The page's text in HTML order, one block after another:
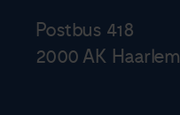
Postbus 418
2000 AK Haarlem